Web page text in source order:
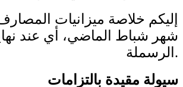
إليكم خلاصة ميزانيات
شهر شباط الماضي، أي عند
الرسملة.
سيولة مقيدة بالتزامات